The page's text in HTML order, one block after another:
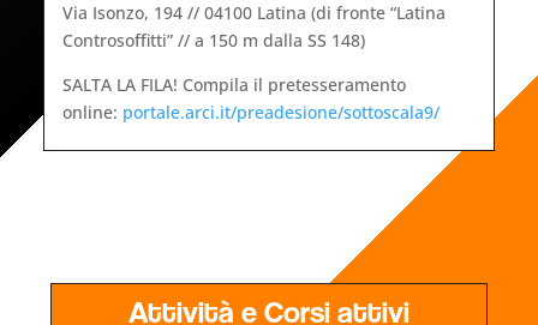
Via Isonzo, 194 // 04100 Latina (di fronte “Latina
Controsoffitti” // a 150 m dalla SS 148)
SALTA LA FILA! Compila il pretesseramento
online: portale.arci.it/preadesione/sottoscala9/
Attività e Corsi attivi